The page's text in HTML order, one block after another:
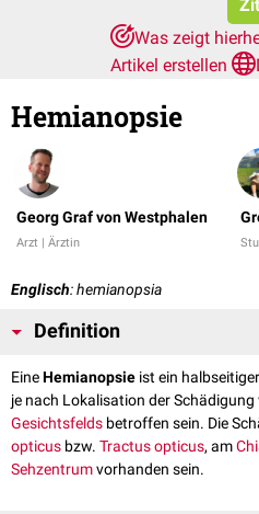
Was zeigt
Artikel erstellen
Hemianopsie
Georg Graf von Westphalen
Arzt | Ärztin
Englisch: hemianopsia
Definition
EineHemianopsie ist ein halbseitiger
je nach Lokalisation der Schädigung
Gesichtsfelds betroffen sein. Die
opticus bzw. Tractus opticus, am
Sehzentrumvorhanden sein.